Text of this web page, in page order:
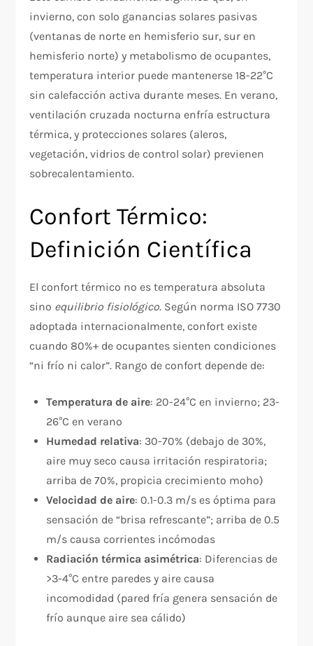
invierno, con solo ganancias solares pasivas
(ventanas de norte en hemisferio sur, sur en
hemisferio norte) y metabolismo de ocupantes,
temperatura interior puede mantenerse 18-22°C
sin calefacción activa durante meses. En verano,
ventilación cruzada nocturna enfría estructura
térmica, y protecciones solares (aleros,
vegetación, vidrios de control solar) previenen
sobrecalentamiento.
Confort Térmico:
Definición Científica
El confort térmico no es temperatura absoluta
sino equilibrio fisiológico. Según norma ISO 7730
adoptada internacionalmente, confort existe
cuando 80%+ de ocupantes sienten condiciones
“ni frío ni calor”. Rango de confort depende de:
Temperatura de aire: 20-24°C en invierno; 23-
26°C en verano
Humedad relativa: 30-70% (debajo de 30%,
aire muy seco causa irritación respiratoria;
arriba de 70%, propicia crecimiento moho)
Velocidad de aire: 0.1-0.3 m/s es óptima para
sensación de “brisa refrescante”; arriba de 0.5
m/s causa corrientes incómodas
Radiación térmica asimétrica: Diferencias de
>3-4°C entre paredes y aire causa
incomodidad (pared fría genera sensación de
frío aunque aire sea cálido)